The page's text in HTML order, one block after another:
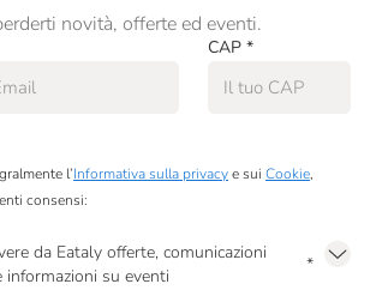
Chiara
novità, offerte ed eventi.
CAP *
l’Informativa sulla privacye sui Cookie,
consensi:
da Eataly offerte, comunicazioni
informazioni su eventi
*